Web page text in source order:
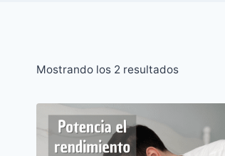
Mostrando los 2 resultadosOrdenado